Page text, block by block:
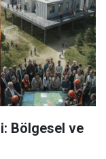
Bölgesel ve